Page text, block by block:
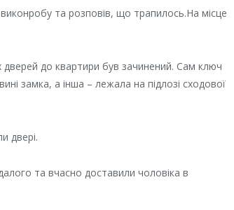
та розповів, що трапилось.На місце
до квартири був зачинений. Сам ключ
замка, а інша – лежала на підлозі сходової
двері.
та вчасно доставили чоловіка в